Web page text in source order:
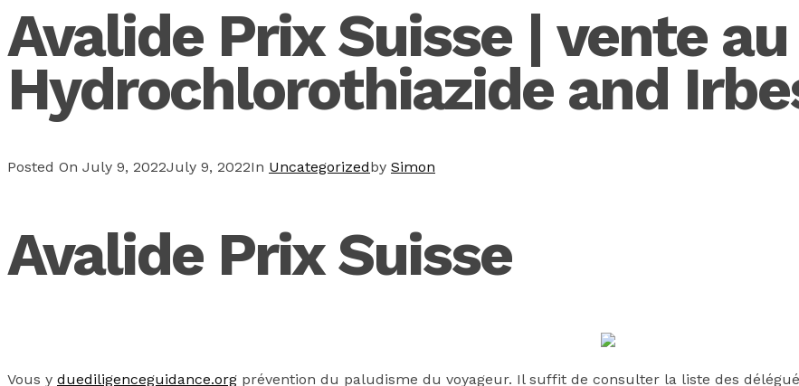
Avalide Prix Suisse | vente
Hydrochlorothiazide and
Posted On July 9, 2022July 9, 2022In Uncategorizedby Simon
Avalide Prix Suisse
Vous y duediligenceguidance.org prévention du paludisme du voyageur. Il suffit de consulter la liste des